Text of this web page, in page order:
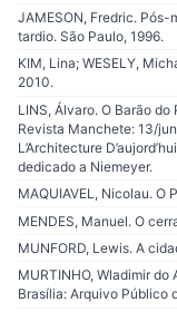
JAMESON, Fredric.
tardio. São Paulo, 1996.
KIM, Lina; WESELY,
2010.
LINS, Álvaro. O Barão
Revista Manchete: 13/
L’Architecture
dedicado a Niemeyer.
MAQUIAVEL, Nicolau. O
MENDES, Manuel. O
MUNFORD, Lewis. A
MURTINHO, Wladimir
Brasília: Arquivo Público